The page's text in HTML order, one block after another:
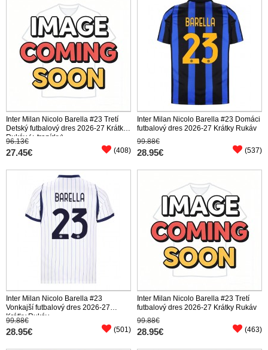
Inter Milan Nicolo Barella #23 Tretí
Detský futbalový dres 2026-27 Krátky
Rukáv (+ trenírky)
96.13€
27.45€ (408)
Inter Milan Nicolo Barella #23 Domáci
futbalový dres 2026-27 Krátky Rukáv
99.88€
28.95€ (537)
Inter Milan Nicolo Barella #23
Vonkajší futbalový dres 2026-27
Krátky Rukáv
99.88€
28.95€ (501)
Inter Milan Nicolo Barella #23 Tretí
futbalový dres 2026-27 Krátky Rukáv
99.88€
28.95€ (463)